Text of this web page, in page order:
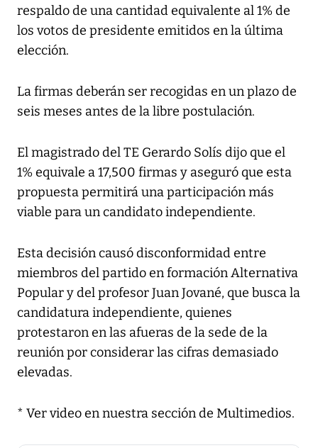
respaldo de una cantidad equivalente al 1% de
los votos de presidente emitidos en la última
elección.
La firmas deberán ser recogidas en un plazo de
seis meses antes de la libre postulación.
El magistrado del TE Gerardo Solís dijo que el
1% equivale a 17,500 firmas y aseguró que esta
propuesta permitirá una participación más
viable para un candidato independiente.
Esta decisión causó disconformidad entre
miembros del partido en formación Alternativa
Popular y del profesor Juan Jované, que busca la
candidatura independiente, quienes
protestaron en las afueras de la sede de la
reunión por considerar las cifras demasiado
elevadas.
* Ver video en nuestra sección de Multimedios.